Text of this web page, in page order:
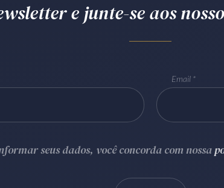
e junte-se aos
Email
seus dados, você concorda com nossa